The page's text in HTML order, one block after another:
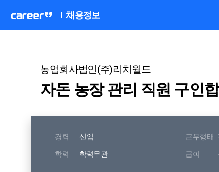
채용정보
농업회사법인(주)리치월드
자돈 농장 관리 직원 구인
경력 신입 근무형태
학력 학력무관 급여